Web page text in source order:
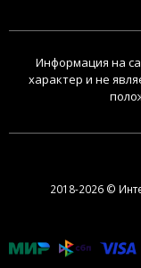
Информация на
характер и не
2018-2026 ©